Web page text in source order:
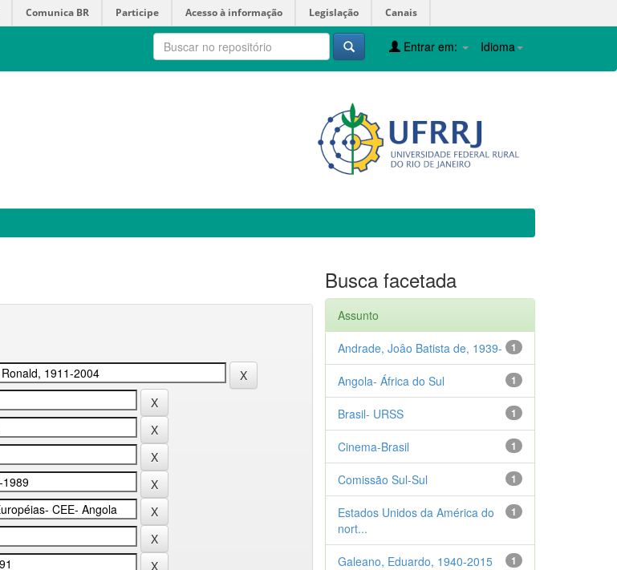
Comunica BR Participe Acesso à informação Legislação Canais
Idioma
Entrar em:
Busca facetada
Assunto
1
Andrade, Joâo Batista de, 1939-
1
Angola- África do Sul
1
Brasil- URSS
1
Cinema-Brasil
1
Comissão Sul-Sul
1
Estados Unidos da América do
nort...
1
Galeano, Eduardo, 1940-2015